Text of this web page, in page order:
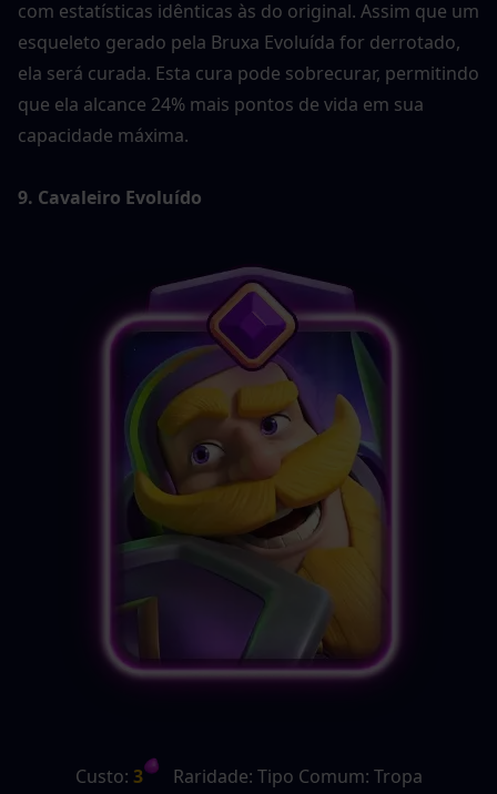
com estatísticas idênticas às do original. Assim que um
esqueleto gerado pela Bruxa Evoluída for derrotado,
ela será curada. Esta cura pode sobrecurar, permitindo
que ela alcance 24% mais pontos de vida em sua
capacidade máxima.
9. Cavaleiro Evoluído
Custo: 3 Raridade: Tipo Comum: Tropa